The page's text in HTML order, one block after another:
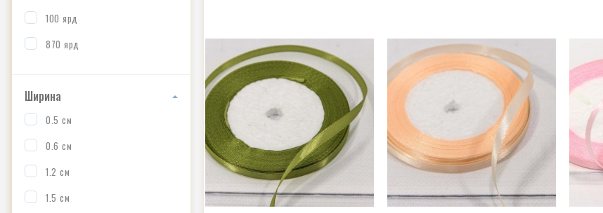
100 ярд
870 ярд
Ширина
0.5 см
0.6 см
1.2 см
1.5 см